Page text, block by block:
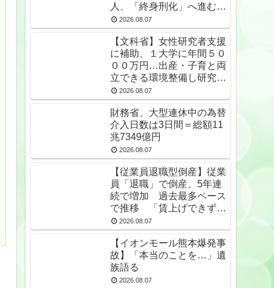
人、「終身刑化」へ進む
無期受刑者は24年末で
1650人★2
2026.08.07
【文科省】女性研究者支援
に補助、１大学に年間５０
００万円…出産・子育と両
立できる環境整備し研究力
底上げ
2026.08.07
財務省、大型連休中の為替
介入日数は3日間＝総額11
兆7349億円
2026.08.07
【従業員退職型倒産】従業
員「退職」で倒産、5年連
続で増加 過去最多ペース
で推移 「賃上げできず」
倒産も発生
2026.08.07
【イオンモール熊本爆発事
故】「本当のことを…」遺
族語る
2026.08.07